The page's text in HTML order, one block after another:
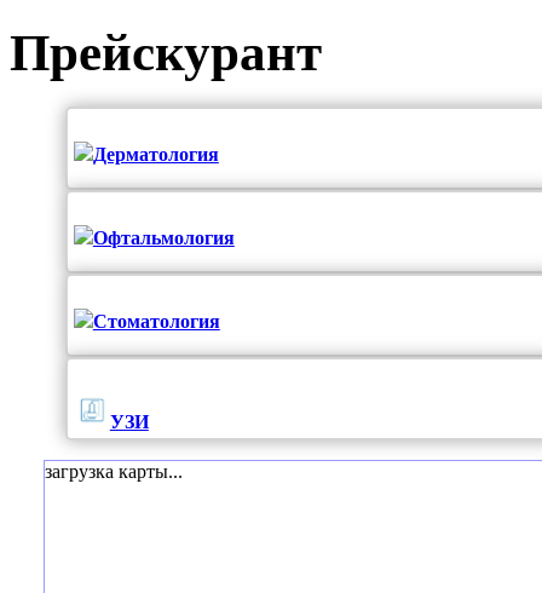
Прейскурант
Дерматология
Офтальмология
Стоматология
УЗИ
загрузка карты...